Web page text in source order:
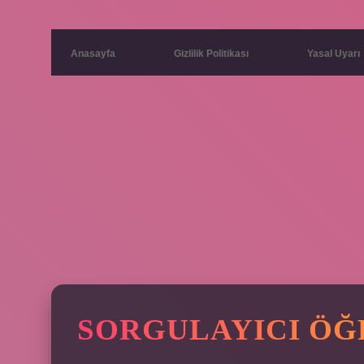
Anasayfa Gizlilik Politikası Yasal Uyarı
SORGULAYICI